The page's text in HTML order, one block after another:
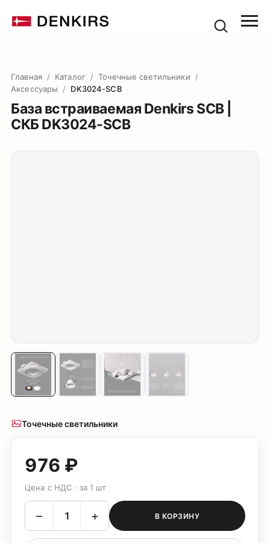
Главная / Каталог / Точечные светильники
/
Аксессуары
/ DK3024-SCB
База встраиваемая Denkirs SCB |
СКБ DK3024-SCB
Точечные светильники
976 ₽
Цена с НДС · за 1 шт
– + В КОРЗИНУ